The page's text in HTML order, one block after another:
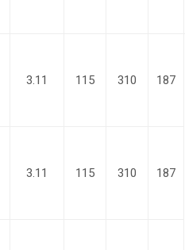
3.11 115 310 187
3.11 115 310 187